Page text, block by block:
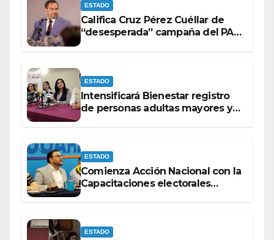
ESTADO
Califica Cruz Pérez Cuéllar de
“desesperada” campaña del PAN
ESTADO
Intensificará Bienestar registro
de personas adultas mayores y
ESTADO
Comienza Acción Nacional con la
Capacitaciones electorales
ESTADO